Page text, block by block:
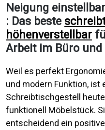
Neigung
: Das beste
höhenverstellbar
Arbeit im Büro und
Weil es perfekt
und modern Funktion, ist
Schreibtischgestell
funktionell Möbelstück.
entscheidend ein